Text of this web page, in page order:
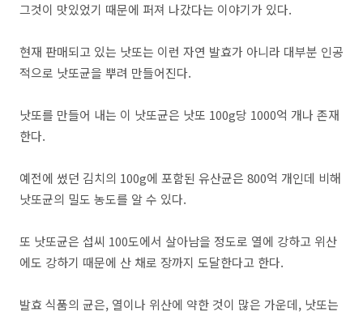
그것이 맛있었기 때문에 퍼져 나갔다는 이야기가 있다.
현재 판매되고 있는 낫또는 이런 자연 발효가 아니라 대부분 인공
적으로 낫또균을 뿌려 만들어진다.
낫또를 만들어 내는 이 낫또균은 낫또 100g당 1000억 개나 존재
한다.
예전에 썼던 김치의 100g에 포함된 유산균은 800억 개인데 비해
낫또균의 밀도 농도를 알 수 있다.
또 낫또균은 섭씨 100도에서 살아남을 정도로 열에 강하고 위산
에도 강하기 때문에 산 채로 장까지 도달한다고 한다.
발효 식품의 균은, 열이나 위산에 약한 것이 많은 가운데, 낫또는